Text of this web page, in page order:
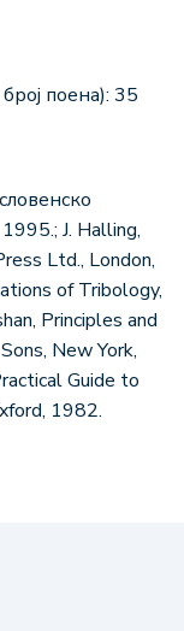
поена): 35
J. Halling,
Ltd., London,
of Tribology,
Principles and
New York,
Guide to
1982.